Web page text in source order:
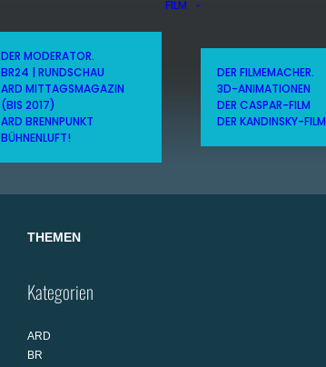
DER MODERATOR.
BR24 | RUNDSCHAU
ARD MITTAGSMAGAZIN
(BIS 2017)
ARD BRENNPUNKT
BÜHNENLUFT!
FILM
DER FILMEMACHER.
3D-ANIMATIONEN
DER CASPAR-FILM
DER KANDINSKY-FILM
THEMEN
Kategorien
ARD
BR